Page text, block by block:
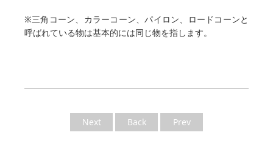
※三角コーン、カラーコーン、パイロン、ロードコーンと
呼ばれている物は基本的には同じ物を指します。
Next Back Prev